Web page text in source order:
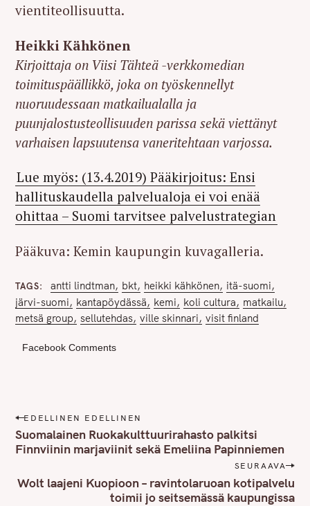
vientiteollisuutta.
Heikki Kähkönen
Kirjoittaja on Viisi Tähteä -verkkomedian
toimituspäällikkö, joka on työskennellyt
nuoruudessaan matkailualalla ja
puunjalostusteollisuuden parissa sekä viettänyt
varhaisen lapsuutensa vaneritehtaan varjossa.
Lue myös: (13.4.2019) Pääkirjoitus: Ensi
hallituskaudella palvelualoja ei voi enää
ohittaa – Suomi tarvitsee palvelustrategian
Pääkuva: Kemin kaupungin kuvagalleria.
TAGS antti lindtman bkt heikki kähkönen
itä-suomi
järvi-suomi
kantapöydässä kemi koli cultura
matkailu
metsä group sellutehdas ville skinnari visit finland
Facebook Comments
P
o
s
n
EDELLINEN EDELLINEN
Suomalainen Ruokakulttuurirahasto palkitsi
Finnviinin marjaviinit sekä Emeliina Papinniemen
SEURAAVA
Wolt laajeni Kuopioon – ravintolaruoan kotipalvelu
toimii jo seitsemässä kaupungissa